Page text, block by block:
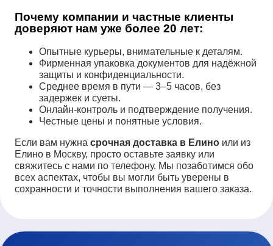
Почему компании и частные клиенты
доверяют нам уже более 20 лет:
Опытные курьеры, внимательные к деталям.
Фирменная упаковка документов для надёжной
защиты и конфиденциальности.
Среднее время в пути — 3–5 часов, без
задержек и суеты.
Онлайн-контроль и подтверждение получения.
Честные цены и понятные условия.
Если вам нужна срочная доставка в Елино или из
Елино в Москву, просто оставьте заявку или
свяжитесь с нами по телефону. Мы позаботимся обо
всех аспектах, чтобы вы могли быть уверены в
сохранности и точности выполнения вашего заказа.